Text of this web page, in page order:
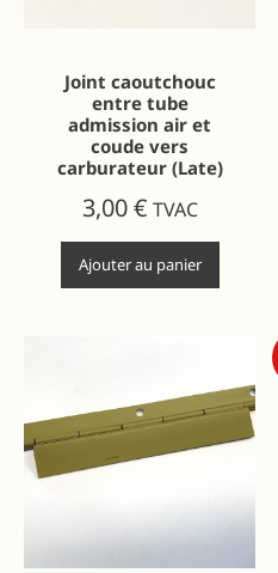
Joint caoutchouc
entre tube
admission air et
coude vers
carburateur (Late)
3,00€ TVAC
Ajouter au panier